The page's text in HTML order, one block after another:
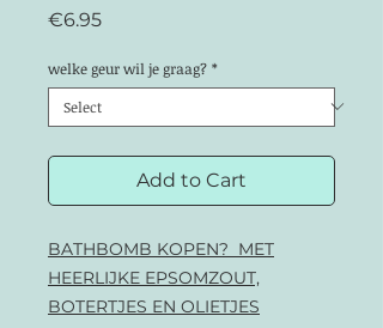
€6.95Price
welke geur wil je graag? *
Add to Cart
BATHBOMB KOPEN? MET
HEERLIJKE EPSOMZOUT,
BOTERTJES EN OLIETJES